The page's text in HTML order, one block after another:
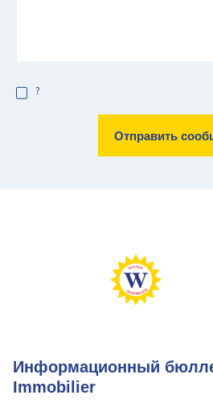
?
Информационный
Immobilier